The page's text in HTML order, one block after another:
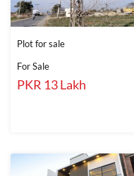
Plot for sale
For Sale
PKR 13 Lakh